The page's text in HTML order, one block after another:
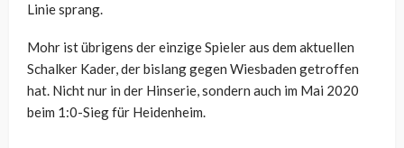
Linie sprang.
Mohr ist übrigens der einzige Spieler aus dem aktuellen
Schalker Kader, der bislang gegen Wiesbaden getroffen
hat. Nicht nur in der Hinserie, sondern auch im Mai 2020
beim 1:0-Sieg für Heidenheim.